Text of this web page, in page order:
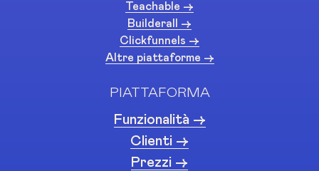
Teachable ->
Builderall ->
Clickfunnels ->
Altre piattaforme ->
PIATTAFORMA
Funzionalità ->
Clienti ->
Prezzi ->